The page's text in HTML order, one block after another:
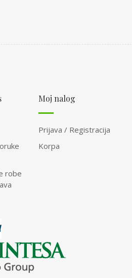
robe
Moj nalog
Prijava / Registracija
Korpa